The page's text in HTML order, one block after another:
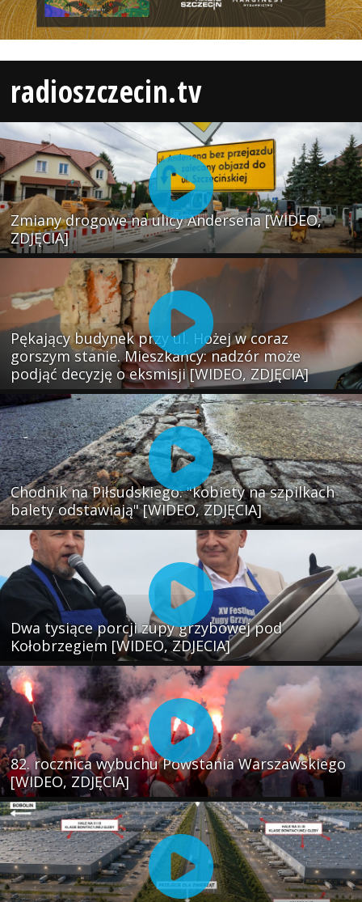
radioszczecin.tv
Zmiany drogowe na ulicy Andersena [WIDEO,
ZDJĘCIA]
Pękający budynek przy ul. Hożej w coraz
gorszym stanie. Mieszkańcy: nadzór może
podjąć decyzję o eksmisji [WIDEO, ZDJĘCIA]
Chodnik na Piłsudskiego: "kobiety na szpilkach
balety odstawiają" [WIDEO, ZDJĘCIA]
Dwa tysiące porcji zupy grzybowej pod
Kołobrzegiem [WIDEO, ZDJECIA]
82. rocznica wybuchu Powstania Warszawskiego
[WIDEO, ZDJĘCIA]